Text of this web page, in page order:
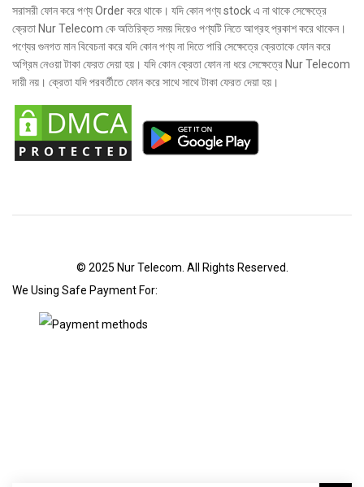
সরাসরী ফোন করে পণ্য Order করে থাকে। যদি কোন পণ্য stock এ না থাকে সেক্ষেত্রে
ক্রেতা Nur Telecom কে অতিরিক্ত সময় দিয়েও পণ্যটি নিতে আগ্রহ প্রকাশ করে থাকেন।
পণ্যের গুনগত মান বিবেচনা করে যদি কোন পণ্য না দিতে পারি সেক্ষেত্রে ক্রেতাকে ফোন করে
অগ্রিম নেওয়া টাকা ফেরত দেয়া হয়। যদি কোন ক্রেতা ফোন না ধরে সেক্ষেত্রে Nur Telecom
দায়ী নয়। ক্রেতা যদি পরবর্তীতে ফোন করে সাথে সাথে টাকা ফেরত দেয়া হয়।
© 2025 Nur Telecom. All Rights Reserved.
We Using Safe Payment For: